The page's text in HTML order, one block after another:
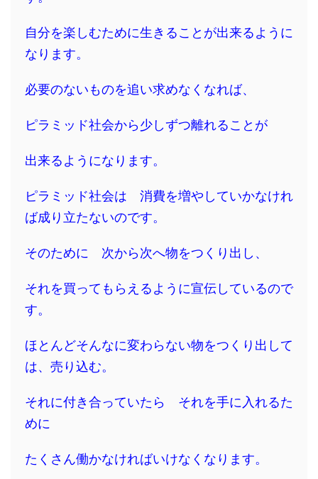
自分を楽しむために生きることが出来るように
なります。
必要のないものを追い求めなくなれば、
ピラミッド社会から少しずつ離れることが
出来るようになります。
ピラミッド社会は 消費を増やしていかなけれ
ば成り立たないのです。
そのために 次から次へ物をつくり出し、
それを買ってもらえるように宣伝しているので
す。
ほとんどそんなに変わらない物をつくり出して
は、売り込む。
それに付き合っていたら それを手に入れるた
めに
たくさん働かなければいけなくなります。